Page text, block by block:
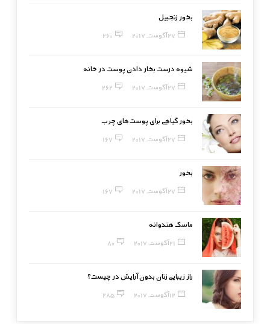
بخور زنجبیل
27 آگوست, 2017 260
شیوه درست بخار دادن پوست در خانه
27 آگوست, 2017 262
بخور گیاهی برای پوست‌های چرب
27 آگوست, 2017 167
بخور
27 آگوست, 2017 167
ماسک هندوانه
21 آگوست, 2017 80
راز زیبایی زنان بدون آرایش در چیست؟
12 آگوست, 2017 285